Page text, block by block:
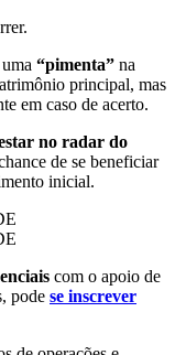
“pimenta” na
principal, mas
em caso de acerto.
no radar do
de se beneficiar
inicial.
com o apoio de
pode se inscrever